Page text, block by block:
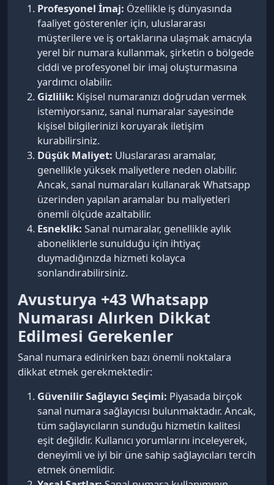
Profesyonel İmaj: Özellikle iş dünyasında
faaliyet gösterenler için, uluslararası
müşterilere ve iş ortaklarına ulaşmak amacıyla
yerel bir numara kullanmak, şirketin o bölgede
ciddi ve profesyonel bir imaj oluşturmasına
yardımcı olabilir.
Gizlilik: Kişisel numaranızı doğrudan vermek
istemiyorsanız, sanal numaralar sayesinde
kişisel bilgilerinizi koruyarak iletişim
kurabilirsiniz.
Düşük Maliyet: Uluslararası aramalar,
genellikle yüksek maliyetlere neden olabilir.
Ancak, sanal numaraları kullanarak Whatsapp
üzerinden yapılan aramalar bu maliyetleri
önemli ölçüde azaltabilir.
Esneklik: Sanal numaralar, genellikle aylık
aboneliklerle sunulduğu için ihtiyaç
duymadığınızda hizmeti kolayca
sonlandırabilirsiniz.
Avusturya +43 Whatsapp
Numarası Alırken Dikkat
Edilmesi Gerekenler
Sanal numara edinirken bazı önemli noktalara
dikkat etmek gerekmektedir:
Güvenilir Sağlayıcı Seçimi: Piyasada birçok
sanal numara sağlayıcısı bulunmaktadır. Ancak,
tüm sağlayıcıların sunduğu hizmetin kalitesi
eşit değildir. Kullanıcı yorumlarını inceleyerek,
deneyimli ve iyi bir üne sahip sağlayıcıları tercih
etmek önemlidir.